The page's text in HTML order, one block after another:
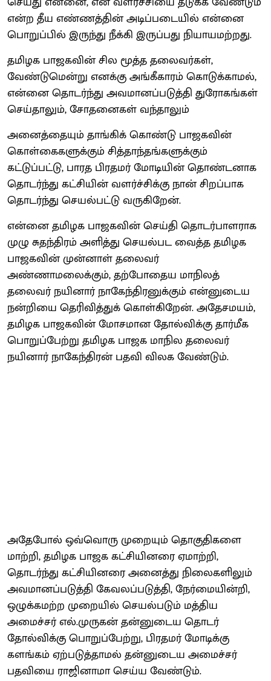
என்ற தீய எண்ணத்தின் அடிப்படையில் என்னை
பொறுப்பில் இருந்து நீக்கி இருப்பது நியாயமற்றது.
தமிழக பாஜகவின் சில மூத்த தலைவர்கள்,
வேண்டுமென்று எனக்கு அங்கீகாரம் கொடுக்காமல்,
என்னை தொடர்ந்து அவமானப்படுத்தி துரோகங்கள்
செய்தாலும், சோதனைகள் வந்தாலும்
அனைத்தையும் தாங்கிக் கொண்டு பாஜகவின்
கொள்கைகளுக்கும் சித்தாந்தங்களுக்கும்
கட்டுப்பட்டு, பாரத பிரதமர் மோடியின் தொண்டனாக
தொடர்ந்து கட்சியின் வளர்ச்சிக்கு நான் சிறப்பாக
தொடர்ந்து செயல்பட்டு வருகிறேன்.
என்னை தமிழக பாஜகவின் செய்தி தொடர்பாளராக
முழு சுதந்திரம் அளித்து செயல்பட வைத்த தமிழக
பாஜகவின் முன்னாள் தலைவர்
அண்ணாமலைக்கும், தற்போதைய மாநிலத்
தலைவர் நயினார் நாகேந்திரனுக்கும் என்னுடைய
நன்றியை தெரிவித்துக் கொள்கிறேன். அதேசமயம்,
தமிழக பாஜகவின் மோசமான தோல்விக்கு தார்மீக
பொறுப்பேற்று தமிழக பாஜக மாநில தலைவர்
நயினார் நாகேந்திரன் பதவி விலக வேண்டும்.
அதேபோல் ஒவ்வொரு முறையும் தொகுதிகளை
மாற்றி, தமிழக பாஜக கட்சியினரை ஏமாற்றி,
தொடர்ந்து கட்சியினரை அனைத்து நிலைகளிலும்
அவமானப்படுத்தி கேவலப்படுத்தி, நேர்மையின்றி,
ஒழுக்கமற்ற முறையில் செயல்படும் மத்திய
அமைச்சர் எல்.முருகன் தன்னுடைய தொடர்
தோல்விக்கு பொறுப்பேற்று, பிரதமர் மோடிக்கு
களங்கம் ஏற்படுத்தாமல் தன்னுடைய அமைச்சர்
பதவியை ராஜினாமா செய்ய வேண்டும்.